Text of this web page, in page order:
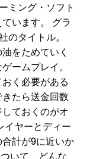
ミング・ソフト
います。 グラ
タイトル。
をためていく
ームプレイ。
く必要がある
たら送金回数
ておくのがオ
イヤーとディー
計が9に近いか